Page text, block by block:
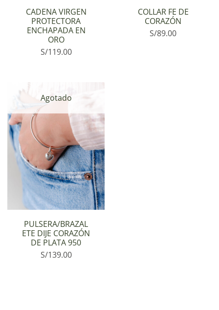
CADENA VIRGEN
PROTECTORA
ENCHAPADA EN
ORO
S/119.00
COLLAR FE DE
CORAZÓN
S/89.00
Agotado
PULSERA/BRAZAL
ETE DIJE CORAZÓN
DE PLATA 950
S/139.00